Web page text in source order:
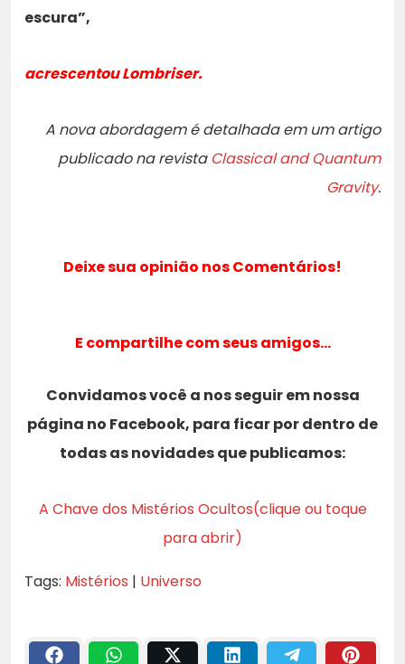
escura”,
acrescentou Lombriser.
A nova abordagem é detalhada em um artigo
publicado na revista Classical and Quantum
Gravity.
Deixe sua opinião nos Comentários!
E compartilhe com seus amigos…
Convidamos você a nos seguir em nossa
página no Facebook, para ficar por dentro de
todas as novidades que publicamos:
A Chave dos Mistérios Ocultos(clique ou toque
para abrir)
Tags: Mistérios | Universo